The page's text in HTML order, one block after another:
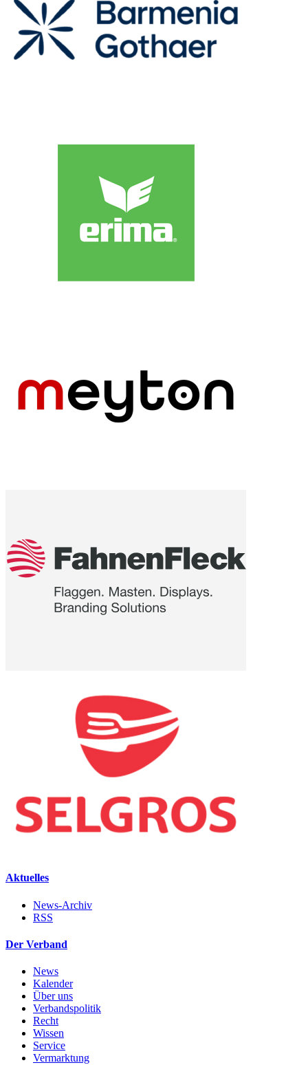
Aktuelles
News-Archiv
RSS
Der Verband
News
Kalender
Über uns
Verbandspolitik
Recht
Wissen
Service
Vermarktung